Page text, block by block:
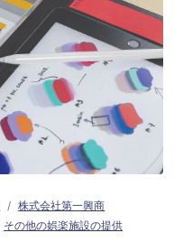
株式会社第一興商
その他の娯楽施設の提供